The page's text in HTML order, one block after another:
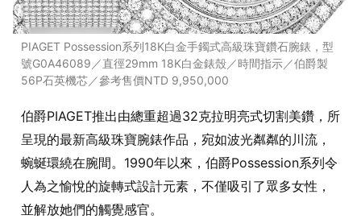
PIAGET Possession系列18K白金手鐲式高級珠寶鑽石腕錶，型
號G0A46089／直徑29mm 18K白金錶殼／時間指示／伯爵製
56P石英機芯／參考售價NTD 9,950,000
伯爵PIAGET推出由總重超過32克拉明亮式切割美鑽，所
呈現的最新高級珠寶腕錶作品，宛如波光粼粼的川流，
蜿蜒環繞在腕間。1990年以來，伯爵Possession系列令
人為之愉悅的旋轉式設計元素，不僅吸引了眾多女性，
並解放她們的觸覺感官。